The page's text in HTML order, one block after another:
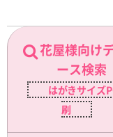
花屋様向け
ース検索
はがきサイズ
刷